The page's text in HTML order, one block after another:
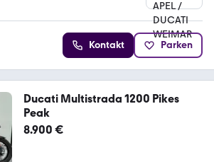
Kontakt Parken
Ducati Multistrada 1200 Pikes
Peak
8.900 €